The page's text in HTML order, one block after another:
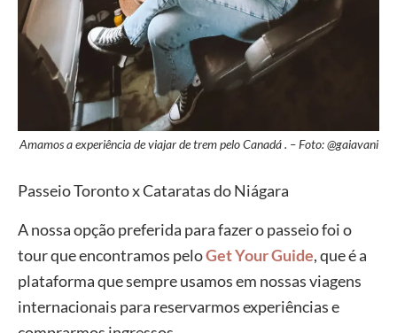
Amamos a experiência de viajar de trem pelo Canadá . – Foto: @gaiavani
Passeio Toronto x Cataratas do Niágara
A nossa opção preferida para fazer o passeio foi o
tour que encontramos peloGet Your Guide, que é a
plataforma que sempre usamos em nossas viagens
internacionais para reservarmos experiências e